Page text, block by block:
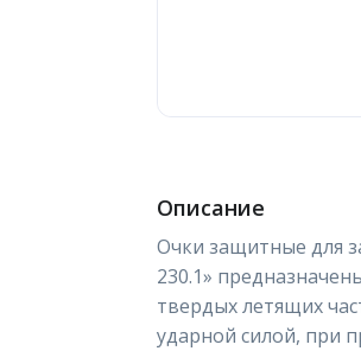
Описание
Очки защитные для
230.1»
твердых летящих
ударной силой, при